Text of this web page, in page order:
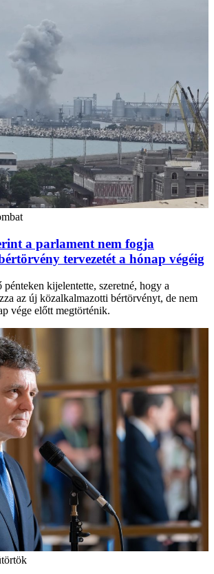
a parlament nem fogja
tervezetét a hónap végéig
kijelentette, szeretné, hogy a
az új közalkalmazotti bértörvényt, de nem
vége előtt megtörténik.